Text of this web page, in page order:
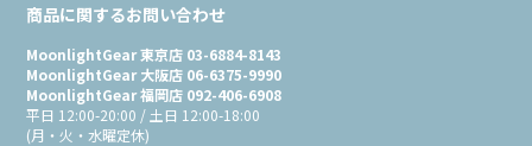
商品に関するお問い合わせ
MoonlightGear 東京店 03-6884-8143
MoonlightGear 大阪店 06-6375-9990
MoonlightGear 福岡店 092-406-6908
平日 12:00-20:00 / 土日 12:00-18:00
(月・火・水曜定休)